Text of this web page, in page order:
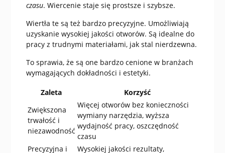
czasu. Wiercenie staje się prostsze i szybsze.
Wiertła te są też bardzo precyzyjne. Umożliwiają
uzyskanie wysokiej jakości otworów. Są idealne do
pracy z trudnymi materiałami, jak stal nierdzewna.
To sprawia, że są one bardzo cenione w branżach
wymagających dokładności i estetyki.
Zaleta
Korzyść
Zwiększona
trwałość i
niezawodność
Więcej otworów bez konieczności
wymiany narzędzia, wyższa
wydajność pracy, oszczędność
czasu
Precyzyjna i
Wysokiej jakości rezultaty,